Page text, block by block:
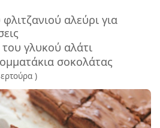
αλεύρι για
γλυκού αλάτι
σοκολάτας
)